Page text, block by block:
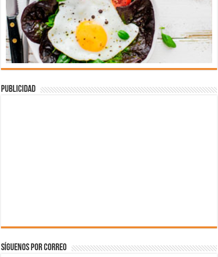
Publicidad
Síguenos por correo